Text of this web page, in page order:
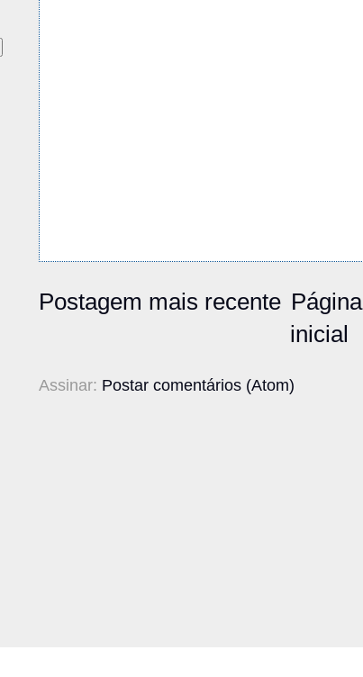
Postagem mais recente Página
inicial
Assinar: Postar comentários (Atom)